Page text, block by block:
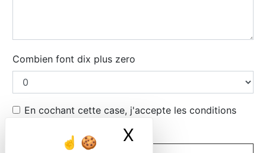
X
Combien font dix plus zero
En cochant cette case, j'accepte les conditions